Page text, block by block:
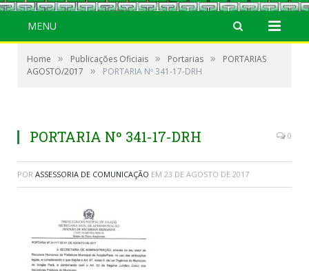
MENU
Home » Publicações Oficiais » Portarias »
PORTARIAS
AGOSTO/2017
» PORTARIA Nº 341-17-DRH
PORTARIA Nº 341-17-DRH 0
POR ASSESSORIA DE COMUNICAÇÃO EM 23 DE AGOSTO DE 2017